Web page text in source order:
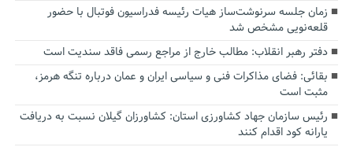
زمان جلسه سرنوشت‌ساز هیات رئیسه فدراسیون فوتبال با حضور
قلعه‌نویی مشخص شد
دفتر رهبر انقلاب: مطالب خارج از مراجع رسمی فاقد سندیت است
بقائی: فضای مذاکرات فنی و سیاسی ایران و عمان درباره تنگه هرمز،
مثبت است
رئیس سازمان جهاد کشاورزی استان: کشاورزان گیلان نسبت به دریافت
یارانه کود اقدام کنند